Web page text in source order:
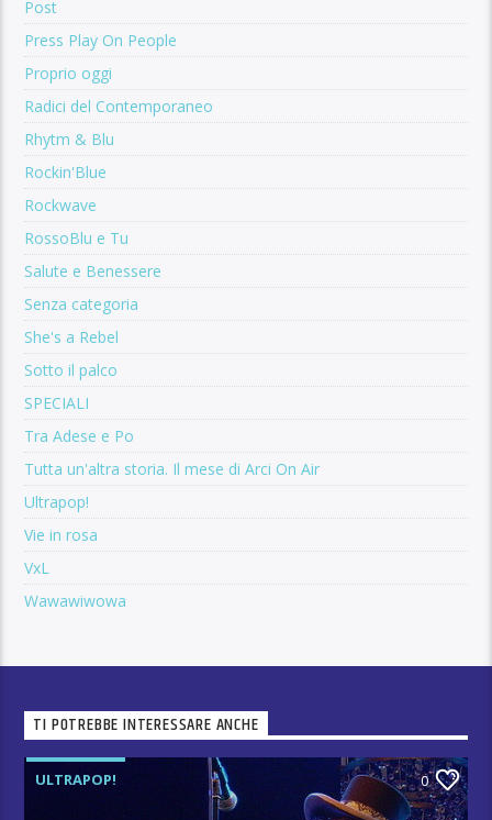
Post
Press Play On People
Proprio oggi
Radici del Contemporaneo
Rhytm & Blu
Rockin'Blue
Rockwave
RossoBlu e Tu
Salute e Benessere
Senza categoria
She's a Rebel
Sotto il palco
SPECIALI
Tra Adese e Po
Tutta un'altra storia. Il mese di Arci On Air
Ultrapop!
Vie in rosa
VxL
Wawawiwowa
TI POTREBBE INTERESSARE ANCHE
ULTRAPOP! 0